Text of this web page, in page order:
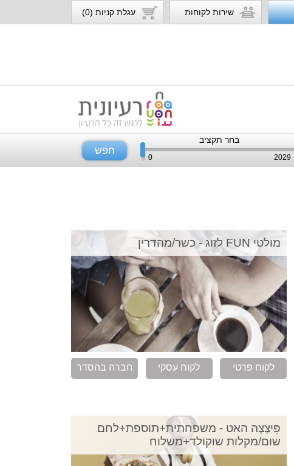
שירות לקוחות עגלת קניות (0)
בחר תקציב
0 2029
חפש
מולטי FUN לזוג - כשר/מהדרין
לקוח פרטי לקוח עסקי חברה בהסדר
פִּיצָצָהּ האט - משפחתית+תוספת+לחם
שום/מקלות שוקולד+משלוח